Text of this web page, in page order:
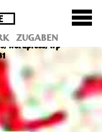
ist seit
wordpress/wp-
ZUGABEN